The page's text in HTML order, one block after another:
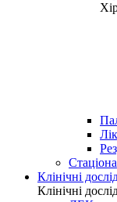
Клінічні
Клінічні